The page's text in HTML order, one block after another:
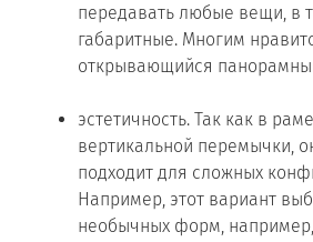
передавать любые вещи, в
габаритные. Многим
открывающийся
эстетичность. Так как в
вертикальной перемычки,
подходит для сложных
Например, этот вариант
необычных форм, например,